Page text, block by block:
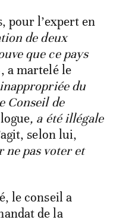
pour l’expert en
de deux
que ce pays
a martelé le
du
Conseil de
, a été illégale
selon lui,
ne pas voter et
le conseil a
de la